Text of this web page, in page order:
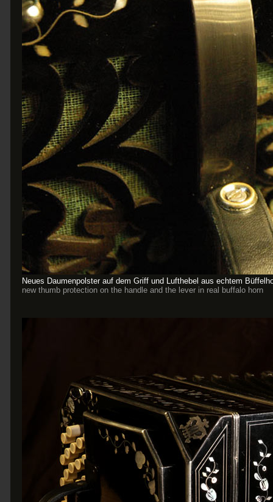
Neues Daumenpolster auf dem Griff und Lufthebel aus echtem
new thumb protection on the handle and the lever in real buffalo horn